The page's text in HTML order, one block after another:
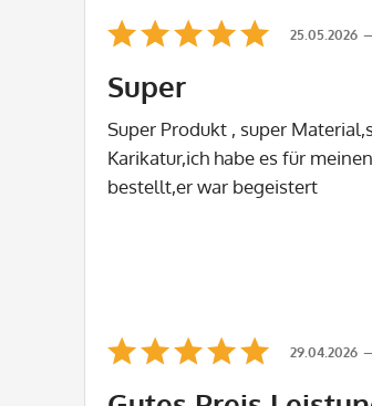
25.05.2026
Super
Super Produkt , super
Karikatur,ich habe es für
bestellt,er war begeistert
29.04.2026